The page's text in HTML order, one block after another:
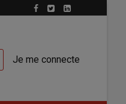
Je me connecte